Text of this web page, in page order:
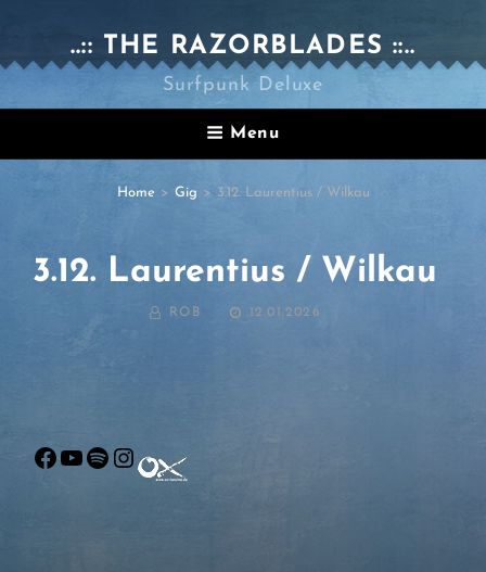
..:: THE RAZORBLADES ::..
Surfpunk Deluxe
Menu
Home > Gig > 3.12. Laurentius / Wilkau
3.12. Laurentius / Wilkau
BY ROB
POSTED
12.01.2026
Facebook
YouTube
Spotify
Instagram